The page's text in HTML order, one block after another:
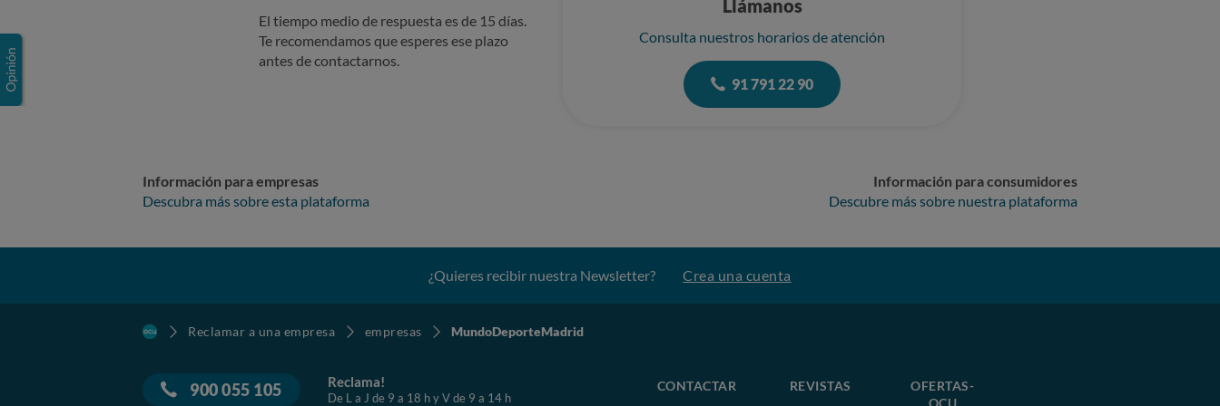
El tiempo medio de respuesta es de 15 días.
Te recomendamos que esperes ese plazo
antes de contactarnos.
Llámanos
Consulta nuestros horarios de atención
91 791 22 90
Información para empresas
Descubra más sobre esta plataforma
Información para consumidores
Descubre más sobre nuestra plataforma
¿Quieres recibir nuestra Newsletter? Crea una cuenta
Reclamar a una empresa empresas MundoDeporteMadrid
900 055 105 Reclama!
De L a J de 9 a 18 h y V de 9 a 14 h
CONTACTAR REVISTAS
OFERTAS-
OCU